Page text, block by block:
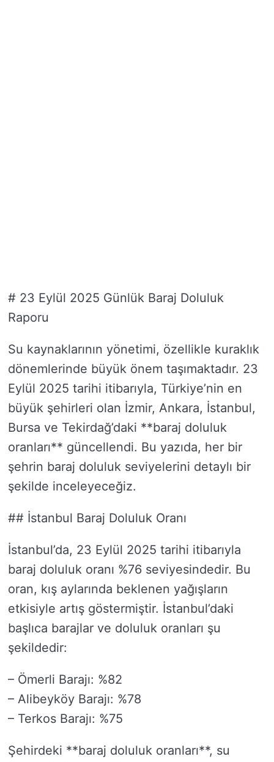
# 23 Eylül 2025 Günlük Baraj Doluluk
Raporu
Su kaynaklarının yönetimi, özellikle kuraklık
dönemlerinde büyük önem taşımaktadır. 23
Eylül 2025 tarihi itibarıyla, Türkiye’nin en
büyük şehirleri olan İzmir, Ankara, İstanbul,
Bursa ve Tekirdağ’daki **baraj doluluk
oranları** güncellendi. Bu yazıda, her bir
şehrin baraj doluluk seviyelerini detaylı bir
şekilde inceleyeceğiz.
## İstanbul Baraj Doluluk Oranı
İstanbul’da, 23 Eylül 2025 tarihi itibarıyla
baraj doluluk oranı %76 seviyesindedir. Bu
oran, kış aylarında beklenen yağışların
etkisiyle artış göstermiştir. İstanbul’daki
başlıca barajlar ve doluluk oranları şu
şekildedir:
– Ömerli Barajı: %82
– Alibeyköy Barajı: %78
– Terkos Barajı: %75
Şehirdeki **baraj doluluk oranları**, su